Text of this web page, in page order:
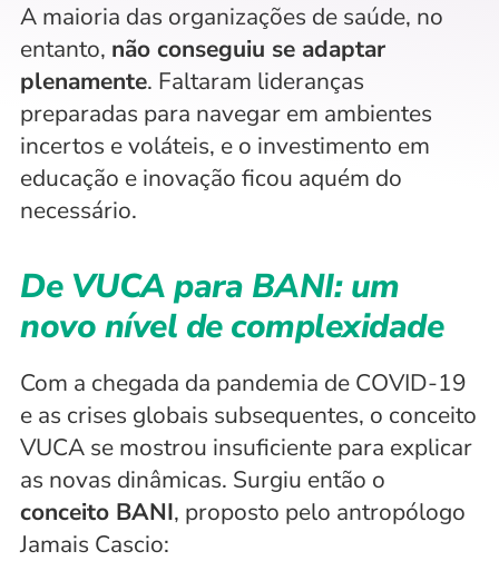
A maioria das organizações de saúde, no
entanto, não conseguiu se adaptar
plenamente. Faltaram lideranças
preparadas para navegar em ambientes
incertos e voláteis, e o investimento em
educação e inovação ficou aquém do
necessário.
De VUCA para BANI: um
novo nível de complexidade
Com a chegada da pandemia de COVID-19
e as crises globais subsequentes, o conceito
VUCA se mostrou insuficiente para explicar
conceito BANI, proposto pelo antropólogo
Jamais Cascio: